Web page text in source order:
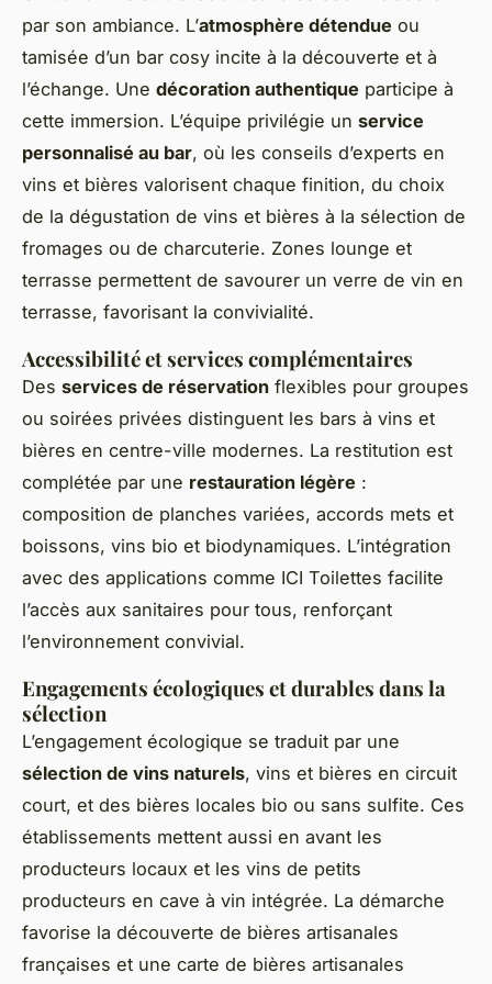
par son ambiance. L’atmosphère détendue ou
tamisée d’un bar cosy incite à la découverte et à
l’échange. Une décoration authentique participe à
cette immersion. L’équipe privilégie un service
personnalisé au bar, où les conseils d’experts en
vins et bières valorisent chaque finition, du choix
de la dégustation de vins et bières à la sélection de
fromages ou de charcuterie. Zones lounge et
terrasse permettent de savourer un verre de vin en
terrasse, favorisant la convivialité.
Accessibilité et services complémentaires
Des services de réservation flexibles pour groupes
ou soirées privées distinguent les bars à vins et
bières en centre-ville modernes. La restitution est
complétée par une restauration légère :
composition de planches variées, accords mets et
boissons, vins bio et biodynamiques. L’intégration
avec des applications comme ICI Toilettes facilite
l’accès aux sanitaires pour tous, renforçant
l’environnement convivial.
Engagements écologiques et durables dans la
sélection
L’engagement écologique se traduit par une
sélection de vins naturels, vins et bières en circuit
court, et des bières locales bio ou sans sulfite. Ces
établissements mettent aussi en avant les
producteurs locaux et les vins de petits
producteurs en cave à vin intégrée. La démarche
favorise la découverte de bières artisanales
françaises et une carte de bières artisanales